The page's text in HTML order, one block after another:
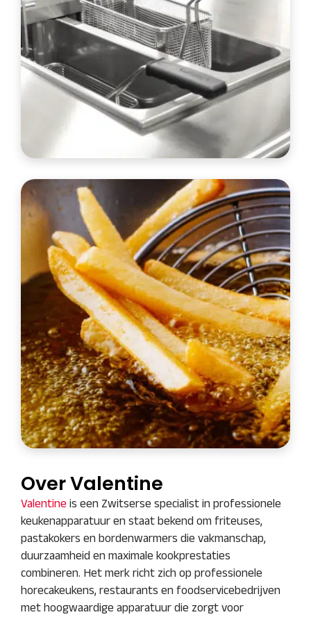
Over Valentine
Valentine is een Zwitserse specialist in professionele
keukenapparatuur en staat bekend om friteuses,
pastakokers en bordenwarmers die vakmanschap,
duurzaamheid en maximale kookprestaties
combineren. Het merk richt zich op professionele
horecakeukens, restaurants en foodservicebedrijven
met hoogwaardige apparatuur die zorgt voor